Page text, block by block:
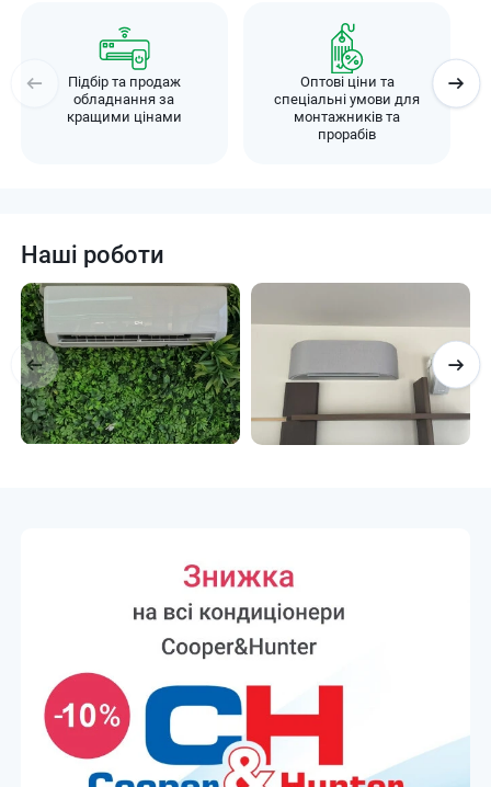
Підбір та продаж
обладнання за
кращими цінами
Оптові ціни та
спеціальні умови для
монтажників та
прорабів
Наші роботи